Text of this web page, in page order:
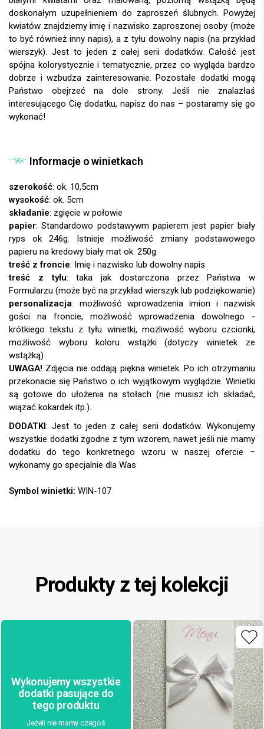
doskonałym uzupełnieniem do zaproszeń ślubnych. Powyżej
kwiatów znajdziemy imię i nazwisko zaproszonej osoby (może
to być również inny napis), a z tyłu dowolny napis (na przykład
wierszyk). Jest to jeden z całej serii dodatków. Całość jest
spójna kolorystycznie i tematycznie, przez co wygląda bardzo
dobrze i wzbudza zainteresowanie. Pozostałe dodatki mogą
Państwo obejrzeć na dole strony. Jeśli nie znalazłaś
interesującego Cię dodatku, napisz do nas – postaramy się go
wykonać!
Informacje o winietkach
szerokość: ok. 10,5cm
wysokość: ok. 5cm
składanie: zgięcie w połowie
papier:
treść z froncie: Imię i nazwisko lub dowolny napis
treść z tyłu: taka jak dostarczona przez Państwa w
Formularzu (może być na przykład wierszyk lub podziękowanie)
personalizacja:
UWAGA!
DODATKI:
Symbol winietki: WIN-107
Produkty z tej kolekcji
Wykonujemy wszystkie
dodatki pasujące do
tego produktu
Jeżeli nie mamy czegoś